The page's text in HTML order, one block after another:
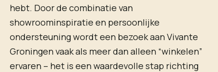
hebt. Door de combinatie van
showroominspiratie en persoonlijke
ondersteuning wordt een bezoek aan Vivante
Groningen vaak als meer dan alleen “winkelen”
ervaren – het is een waardevolle stap richting